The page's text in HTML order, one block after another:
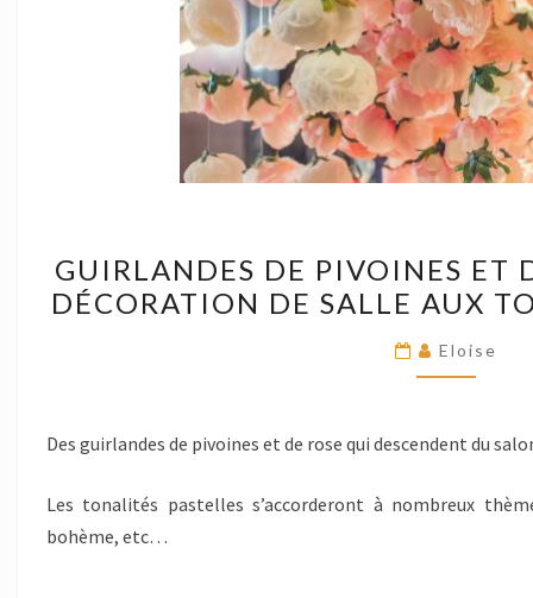
DE
ET
DE
POUR
GUIRLANDES DE PIVOINES ET
DÉCORATION DE SALLE AUX
Eloise
Des guirlandes de pivoines et de rose qui descendent du
Les tonalités pastelles s’accorderont à nombreux
bohème, etc…